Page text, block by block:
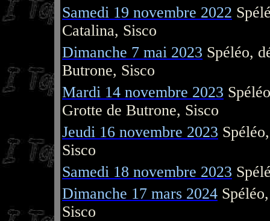
Samedi 19 novembre 2022
Catalina, Sisco
Dimanche 7 mai 2023 Spéléo,
Butrone, Sisco
Mardi 14 novembre 2023
Grotte de Butrone, Sisco
Jeudi 16 novembre 2023
Sisco
Samedi 18 novembre 2023
Dimanche 17 mars 2024
Sisco